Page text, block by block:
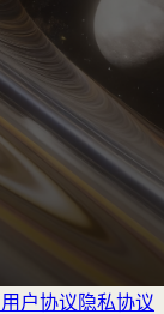
用户协议 隐私协议